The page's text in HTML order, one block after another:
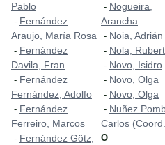
Pablo
- Fernández
Araujo, María Rosa
- Fernández
Davila, Fran
- Fernández
Fernández, Adolfo
- Fernández
Ferreiro, Marcos
- Fernández Götz,
- Nogueira,
Arancha
- Noia, Adrián
- Nola,
- Novo, Isidro
- Novo, Olga
- Novo, Olga
- Nuñez
Carlos
O